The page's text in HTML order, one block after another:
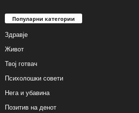
Популарни категории
Здравје
Живот
Твој готвач
Психолошки совети
Нега и убавина
Позитив на денот